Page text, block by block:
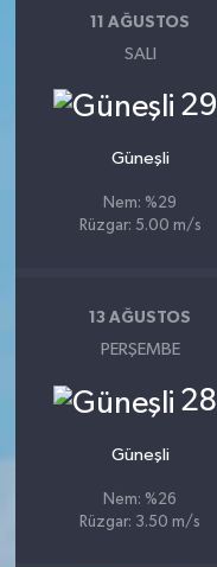
11 AĞUSTOS
SALI
29
Güneşli
Nem: %29
Rüzgar: 5.00 m/s
13 AĞUSTOS
PERŞEMBE
28
Güneşli
Nem: %26
Rüzgar: 3.50 m/s